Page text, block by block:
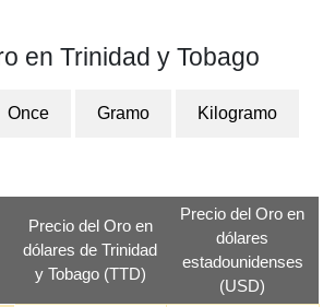
en Trinidad y Tobago
Once Gramo Kilogramo
Precio del Oro en
dólares de Trinidad
y Tobago (TTD)
Precio del Oro en
dólares
estadounidenses
(USD)